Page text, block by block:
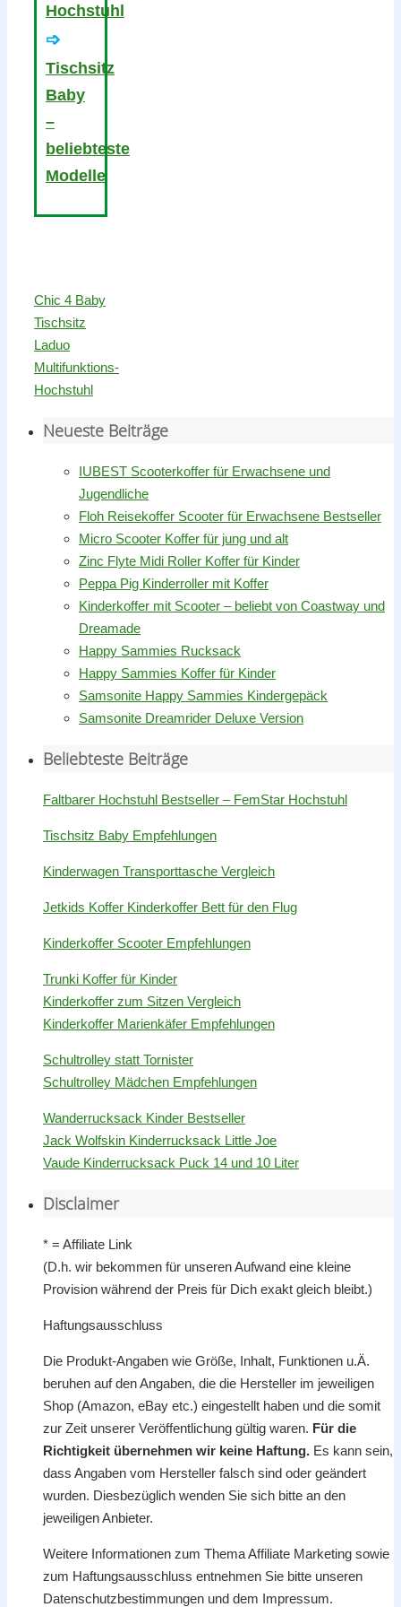
Hochstuhl
➩
Tischsitz
Baby
–
beliebteste
Modelle
Chic 4 Baby
Tischsitz
Laduo
Multifunktions-
Hochstuhl
Neueste Beiträge
IUBEST Scooterkoffer für Erwachsene und
Jugendliche
Floh Reisekoffer Scooter für Erwachsene Bestseller
Micro Scooter Koffer für jung und alt
Zinc Flyte Midi Roller Koffer für Kinder
Peppa Pig Kinderroller mit Koffer
Kinderkoffer mit Scooter – beliebt von Coastway und
Dreamade
Happy Sammies Rucksack
Happy Sammies Koffer für Kinder
Samsonite Happy Sammies Kindergepäck
Samsonite Dreamrider Deluxe Version
Beliebteste Beiträge
Faltbarer Hochstuhl Bestseller – FemStar Hochstuhl
Tischsitz Baby Empfehlungen
Kinderwagen Transporttasche Vergleich
Jetkids Koffer Kinderkoffer Bett für den Flug
Kinderkoffer Scooter Empfehlungen
Trunki Koffer für Kinder
Kinderkoffer zum Sitzen Vergleich
Kinderkoffer Marienkäfer Empfehlungen
Schultrolley statt Tornister
Schultrolley Mädchen Empfehlungen
Wanderrucksack Kinder Bestseller
Jack Wolfskin Kinderrucksack Little Joe
Vaude Kinderrucksack Puck 14 und 10 Liter
Disclaimer
* = Affiliate Link
(D.h. wir bekommen für unseren Aufwand eine kleine
Provision während der Preis für Dich exakt gleich bleibt.)
Haftungsausschluss
Die Produkt-Angaben wie Größe, Inhalt, Funktionen u.Ä.
beruhen auf den Angaben, die die Hersteller im jeweiligen
Shop (Amazon, eBay etc.) eingestellt haben und die somit
zur Zeit unserer Veröffentlichung gültig waren. Für die
Richtigkeit übernehmen wir keine Haftung. Es kann sein,
dass Angaben vom Hersteller falsch sind oder geändert
wurden. Diesbezüglich wenden Sie sich bitte an den
jeweiligen Anbieter.
Weitere Informationen zum Thema Affiliate Marketing sowie
zum Haftungsausschluss entnehmen Sie bitte unseren
Datenschutzbestimmungen und dem Impressum.